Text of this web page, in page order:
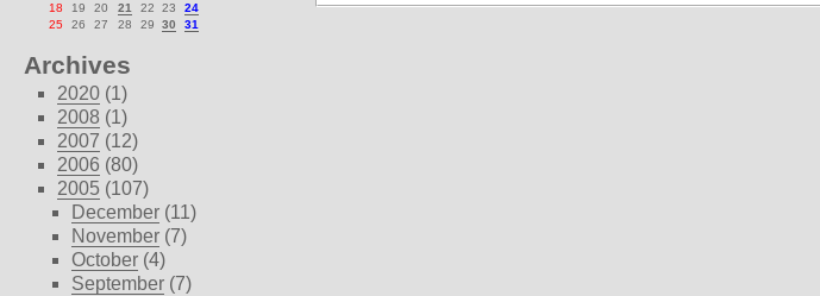
18
19 20 21 22 23
24
25
26 27 28 29 30 31
Archives
2020 (1)
2008 (1)
2007 (12)
2006 (80)
2005 (107)
December (11)
November (7)
October (4)
September (7)